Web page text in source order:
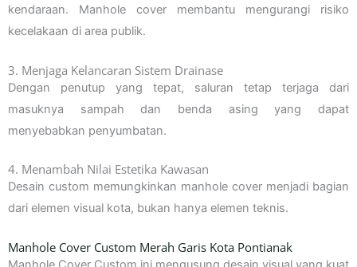
kendaraan. Manhole cover membantu mengurangi risiko
kecelakaan di area publik.
3. Menjaga Kelancaran Sistem Drainase
Dengan penutup yang tepat, saluran tetap terjaga dari
masuknya sampah dan benda asing yang dapat
menyebabkan penyumbatan.
4. Menambah Nilai Estetika Kawasan
Desain custom memungkinkan manhole cover menjadi bagian
dari elemen visual kota, bukan hanya elemen teknis.
Manhole Cover Custom Merah Garis Kota Pontianak